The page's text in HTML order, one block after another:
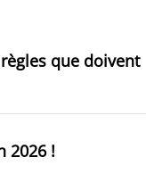
que doivent
2026 !